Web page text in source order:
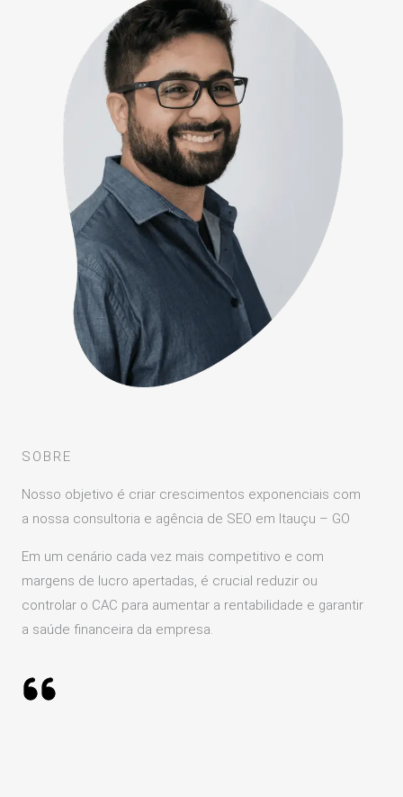
SOBRE
Nosso objetivo é criar crescimentos exponenciais com
a nossa consultoria e agência de SEO em Itauçu – GO
Em um cenário cada vez mais competitivo e com
margens de lucro apertadas, é crucial reduzir ou
controlar o CAC para aumentar a rentabilidade e garantir
a saúde financeira da empresa.